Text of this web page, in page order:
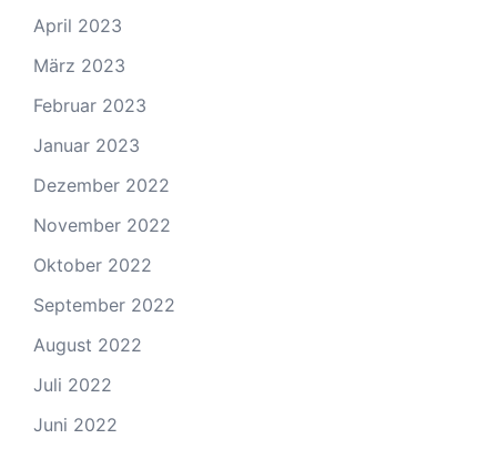
April 2023
März 2023
Februar 2023
Januar 2023
Dezember 2022
November 2022
Oktober 2022
September 2022
August 2022
Juli 2022
Juni 2022